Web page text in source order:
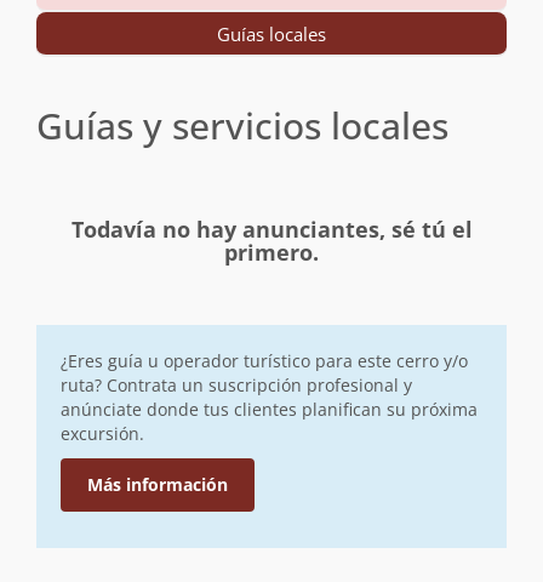
Guías locales
Guías y servicios locales
Todavía no hay anunciantes, sé tú el
primero.
¿Eres guía u operador turístico para este cerro y/o
ruta? Contrata un suscripción profesional y
anúnciate donde tus clientes planifican su próxima
excursión.
Más información